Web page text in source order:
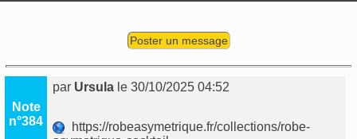
Poster un message
Note
n°384
par Ursula le 30/10/2025 04:52
https://robeasymetrique.fr/collections/robe-